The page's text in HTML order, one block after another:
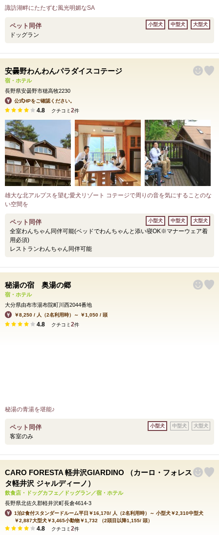
諏訪湖畔にたたずむ風光明媚なSA
ペット同伴
ドッグラン
小型犬 中型犬 大型犬
安曇野わんわんパラダイスコテージ
宿・ホテル
長野県安曇野市穂高牧2230
公式HPをご確認ください。
4.8 クチコミ 2件
雄大な北アルプスを望む愛犬リゾート コテージで周りの音を気にすることのな
い空間を
ペット同伴
全室わんちゃん同伴可能(ベッドでわんちゃんと添い寝OK※マナーウェア着
用必須)
レストランわんちゃん同伴可能
小型犬 中型犬 大型犬
秘湯の宿 奥湯の郷
宿・ホテル
大分県由布市湯布院町川西2044番地
￥8,250 / 人（2名利用時）～ ￥1,050 / 頭
4.8 クチコミ 2件
秘湯の青湯を堪能♪
ペット同伴
客室のみ
小型犬 中型犬 大型犬
CARO FORESTA 軽井沢GIARDINO （カーロ・フォレス
タ軽井沢 ジャルディーノ）
飲食店・ドッグカフェ／ドッグラン／宿・ホテル
長野県北佐久郡軽井沢町長倉4614-3
1泊2食付スタンダードルーム平日￥16,170/ 人（2名利用時）～ 小型犬￥2,310中型犬
￥2,887大型犬￥3,465小動物￥1,732 （2頭目以降1,155/ 頭）
4.8 クチコミ 2件